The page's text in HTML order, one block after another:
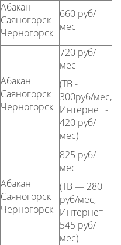
Абакан
Саяногорск
Черногорск
660 руб/
мес
Абакан
Саяногорск
Черногорск
720 руб/
мес
(ТВ -
300руб/мес,
Интернет -
420 руб/
мес)
Абакан
Саяногорск
Черногорск
825 руб/
мес
(ТВ — 280
руб/мес,
Интернет -
545 руб/
мес)